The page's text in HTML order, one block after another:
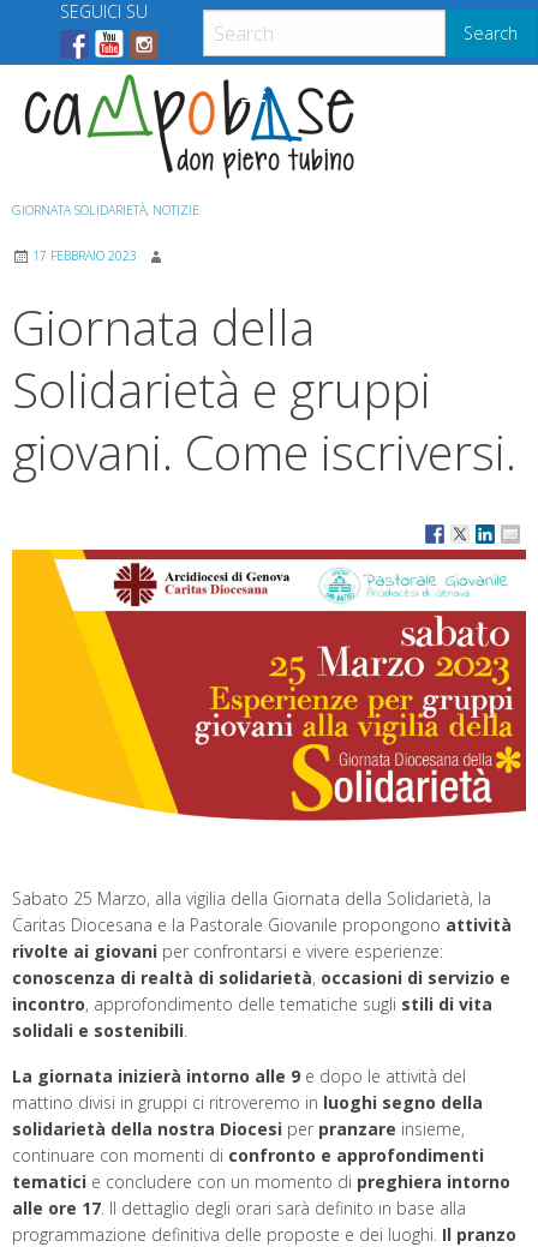
content
Search
SEGUICI SU
Menu
GIORNATA SOLIDARIETÀ, NOTIZIE
17 FEBBRAIO 2023
Giornata della
Solidarietà e gruppi
giovani. Come iscriversi.
Sabato 25 Marzo, alla vigilia della Giornata della Solidarietà, la
Caritas Diocesana e la Pastorale Giovanile propongono attività
rivolte ai giovani per confrontarsi e vivere esperienze:
conoscenza di realtà di solidarietà, occasioni di servizio e
incontro, approfondimento delle tematiche sugli stili di vita
solidali e sostenibili
La giornata inizierà intorno alle 9 e dopo le attività del
mattino divisi in gruppi ci ritroveremo in luoghi segno della
solidarietà della nostra Diocesi per pranzare insieme,
continuare con momenti di confronto e approfondimenti
tematici e concludere con un momento di preghiera intorno
alle ore 17 . Il dettaglio degli orari sarà definito in base alla
programmazione definitiva delle proposte e dei luoghi. Il pranzo